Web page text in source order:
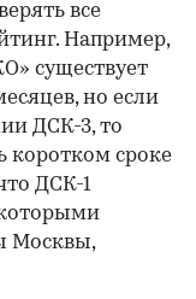
все
Например,
существует
но если
ДСК-3, то
коротком сроке
ДСК-1
Москвы,